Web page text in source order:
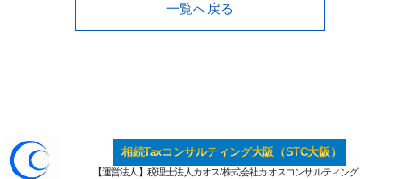
一覧へ戻る
相続Taxコンサルティング大阪（STC大阪）
【運営法人】税理士法人カオス/株式会社カオスコンサルティング